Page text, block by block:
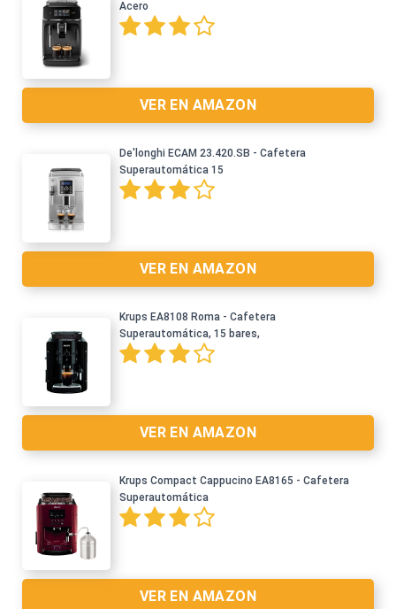
Acero
VER EN AMAZON
De'longhi ECAM 23.420.SB - Cafetera
Superautomática 15
VER EN AMAZON
Krups EA8108 Roma - Cafetera
Superautomática, 15 bares,
VER EN AMAZON
Krups Compact Cappucino EA8165 - Cafetera
Superautomática
VER EN AMAZON